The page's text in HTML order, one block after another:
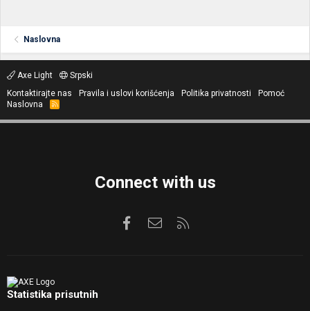
Naslovna
Axe Light
Srpski
Kontaktirajte nas
Pravila i uslovi korišćenja Politika privatnosti
Pomoć
Naslovna
R
S
Connect with us
FacebookKontaktirajte nas
Statistika prisutnih